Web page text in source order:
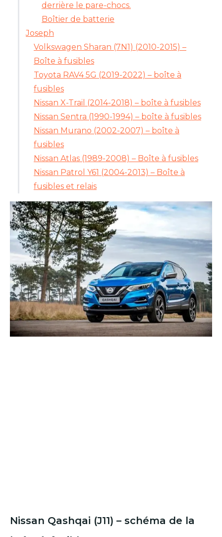
derrière le pare-chocs.
Boîtier de batterie
Joseph
Volkswagen Sharan (7N1) (2010-2015) –
Boîte à fusibles
Toyota RAV4 5G (2019-2022) – boîte à
fusibles
Nissan X-Trail (2014-2018) – boîte à fusibles
Nissan Sentra (1990-1994) – boîte à fusibles
Nissan Murano (2002-2007) – boîte à
fusibles
Nissan Atlas (1989-2008) – Boîte à fusibles
Nissan Patrol Y61 (2004-2013) – Boîte à
fusibles et relais
Nissan Qashqai (J11) – schéma de la